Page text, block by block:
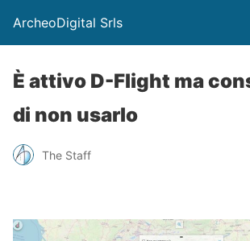
ArcheoDigital Srls
È attivo D-Flight ma
di non usarlo
The Staff